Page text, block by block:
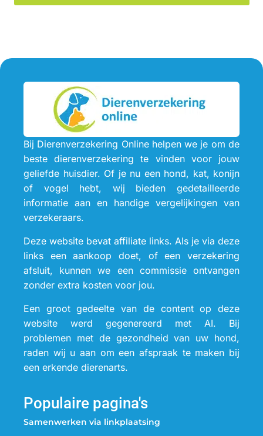
Bij Dierenverzekering Online helpen we je om de
beste dierenverzekering te vinden voor jouw
geliefde huisdier. Of je nu een hond, kat, konijn
of vogel hebt, wij bieden gedetailleerde
informatie aan en handige vergelijkingen van
verzekeraars.
Deze website bevat affiliate links. Als je via deze
links een aankoop doet, of een verzekering
afsluit, kunnen we een commissie ontvangen
zonder extra kosten voor jou.
Een groot gedeelte van de content op deze
website werd gegenereerd met AI. Bij
problemen met de gezondheid van uw hond,
raden wij u aan om een afspraak te maken bij
een erkende dierenarts.
Populaire pagina's
Samenwerken via linkplaatsing